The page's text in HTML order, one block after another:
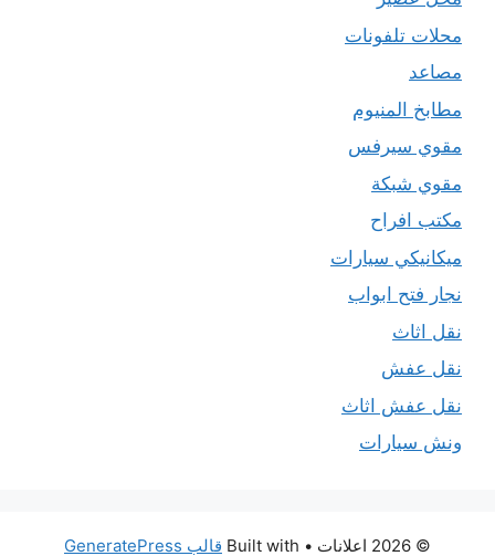
محلات تلفونات
مصاعد
مطابخ المنيوم
مقوي سيرفس
مقوي شبكة
مكتب افراح
ميكانيكي سيارات
نجار فتح ابواب
نقل اثاث
نقل عفش
نقل عفش اثاث
ونش سيارات
© 2026 اعلانات • Built with قالب GeneratePress